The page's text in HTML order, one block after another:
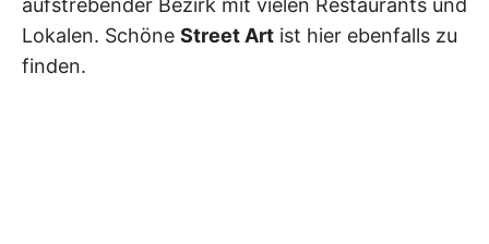
aufstrebender Bezirk mit vielen Restaurants und
Lokalen. Schöne Street Art ist hier ebenfalls zu
finden.